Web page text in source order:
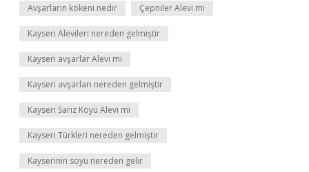
Avşarların kökeni nedir Çepniler Alevi mi
Kayseri Alevileri nereden gelmiştir
Kayseri avşarlar Alevi mi
Kayseri avşarları nereden gelmiştir
Kayseri Sarız Köyü Alevi mi
Kayseri Türkleri nereden gelmiştir
Kayserinin soyu nereden gelir